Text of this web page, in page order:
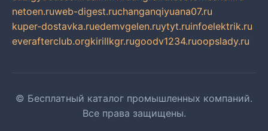
netoen.ruweb-digest.ruchanganqiyuana07.ru
kuper-dostavka.ruedemvgelen.ruytyt.ruinfoelektrik.ru
everafterclub.orgkirillkgr.rugoodv1234.ruoopslady.ru
© Бесплатный каталог промышленных компаний.
Все права защищены.